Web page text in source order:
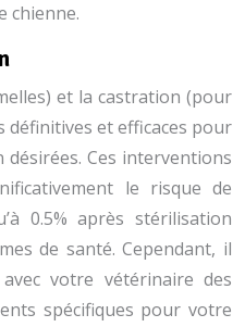
chienne.
et la castration (pour
définitives et efficaces pour
Ces interventions
le risque de
0.5% après stérilisation
de santé. Cependant, il
votre vétérinaire des
spécifiques pour votre